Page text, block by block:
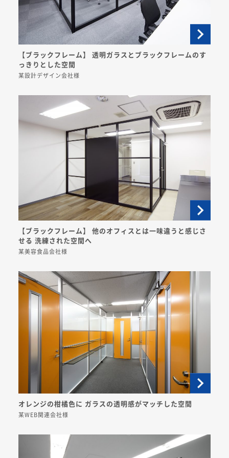
【ブラックフレーム】 透明ガラスとブラックフレームのす
っきりとした空間
某設計デザイン会社様
【ブラックフレーム】 他のオフィスとは一味違うと感じさ
せる 洗練された空間へ
某美容食品会社様
オレンジの柑橘色に ガラスの透明感がマッチした空間
某WEB関連会社様